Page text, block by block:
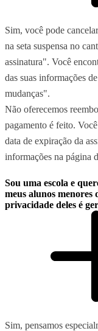
Sim, você pode
na seta suspensa no
assinatura". Você
das suas informações
mudanças".
Não oferecemos
pagamento é feito.
data de expiração da
informações na página
Sou uma escola e
meus alunos menores
privacidade deles é
Sim, pensamos